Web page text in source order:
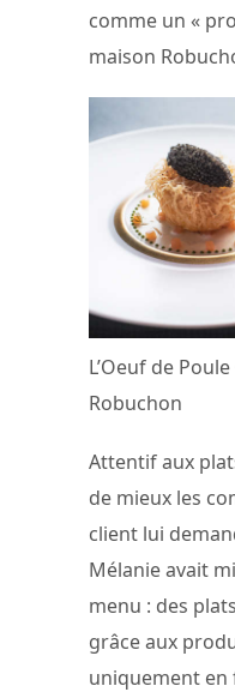
comme un «
maison
L’Oeuf de
Robuchon
Attentif aux
de mieux les
client lui
Mélanie avait
menu : des
grâce aux
uniquement